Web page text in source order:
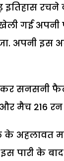
रचने
गई अपनी
अपनी इस
सनसनी
मैच 216 रन
के अहलावत
पारी के